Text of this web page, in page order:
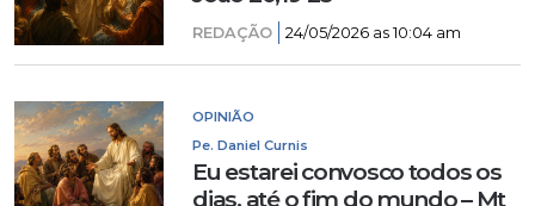
REDAÇÃO 24/05/2026 as 10:04 am
OPINIÃO
Pe. Daniel Curnis
Eu estarei convosco todos os
dias, até o fim do mundo – Mt